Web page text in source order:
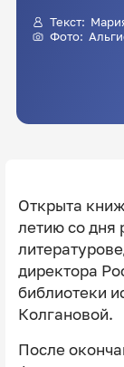
Текст:
Фото:
Открыта
летию со дня
директора
библиотеки
Колгановой.
После